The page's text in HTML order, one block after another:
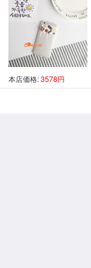
本店価格:3578円